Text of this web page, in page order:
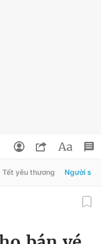
Tết yêu thương Người